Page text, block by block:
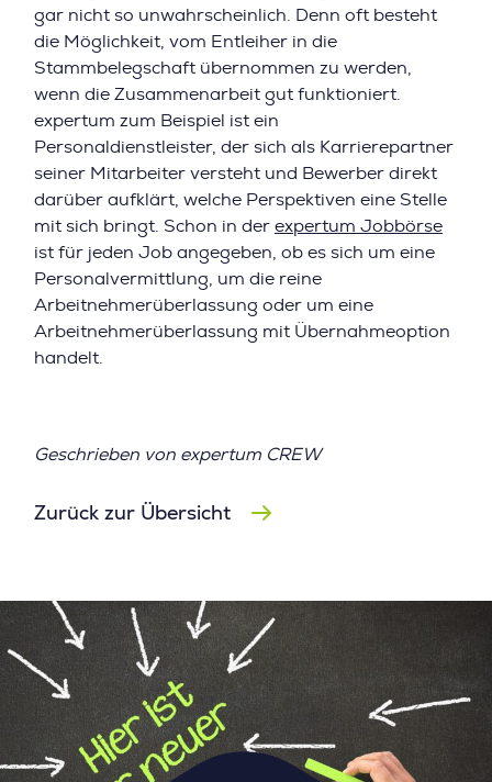
gar nicht so unwahrscheinlich. Denn oft besteht
die Möglichkeit, vom Entleiher in die
Stammbelegschaft übernommen zu werden,
wenn die Zusammenarbeit gut funktioniert.
expertum zum Beispiel ist ein
Personaldienstleister, der sich als Karrierepartner
seiner Mitarbeiter versteht und Bewerber direkt
darüber aufklärt, welche Perspektiven eine Stelle
mit sich bringt. Schon in der expertum Jobbörse
ist für jeden Job angegeben, ob es sich um eine
Personalvermittlung, um die reine
Arbeitnehmerüberlassung oder um eine
Arbeitnehmerüberlassung mit Übernahmeoption
handelt.
Geschrieben von expertum CREW
Zurück zur Übersicht